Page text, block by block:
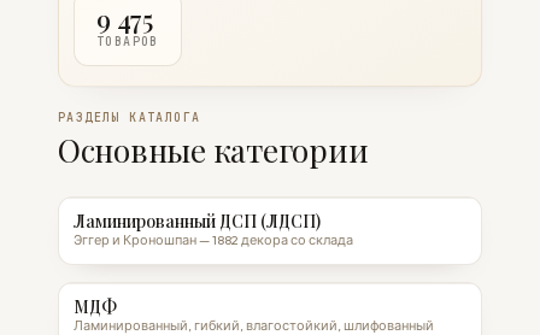
9 475
ТОВАРОВ
РАЗДЕЛЫ КАТАЛОГА
Основные категории
Ламинированный ДСП (ЛДСП)
Эггер и Кроношпан — 1882 декора со склада
МДФ
Ламинированный, гибкий, влагостойкий, шлифованный